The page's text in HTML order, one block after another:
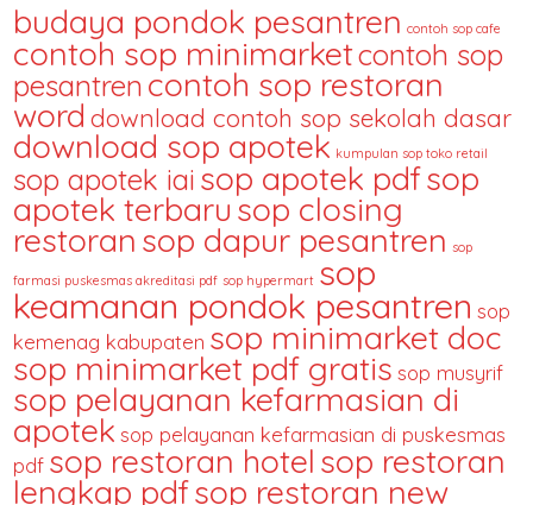
budaya pondok pesantren contoh sop cafe
contoh sop minimarketcontoh sop
pesantren contoh sop restoran
word download contoh sop sekolah dasar
download sop apotek kumpulan sop toko retail
sop apotek iai sop apotek pdfsop
apotek terbarusop closing
restoran sop dapur pesantren sop
farmasi puskesmas akreditasi pdf sop hypermart sop
keamanan pondok pesantren sop
kemenag kabupaten sop minimarket doc
sop minimarket pdf gratis sop musyrif
sop pelayanan kefarmasian di
apotek sop pelayanan kefarmasian di puskesmas
pdf sop restoran hotel sop restoran
lengkap pdfsop restoran new